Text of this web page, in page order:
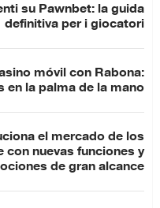
su Pawnbet: la guida
definitiva per i giocatori
móvil con Rabona:
en la palma de la mano
el mercado de los
con nuevas funciones y
de gran alcance